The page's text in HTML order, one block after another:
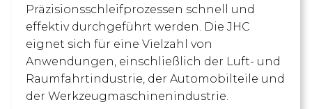
Präzisionsschleifprozessen schnell und
effektiv durchgeführt werden. Die JHC
eignet sich für eine Vielzahl von
Anwendungen, einschließlich der Luft- und
Raumfahrtindustrie, der Automobilteile und
der Werkzeugmaschinenindustrie.